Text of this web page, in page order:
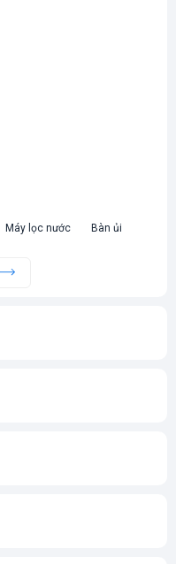
Máy lọc nước Bàn ủi